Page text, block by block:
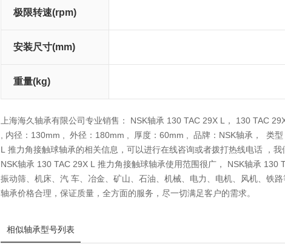
极限转速(rpm)
安装尺寸(mm)
重量(kg)
上海海久轴承有限公司专业销售： NSK轴承 130 TAC 29X L， 130 TAC
, 内径：130mm , 外径：180mm , 厚度：60mm , 品牌：NSK轴承， 类
L 推力角接触球轴承的相关信息，可以进行在线咨询或者拨打热线电话 ，我
NSK轴承 130 TAC 29X L 推力角接触球轴承使用范围很广， NSK轴承 130
振动筛、机床、汽 车、冶金、矿山、石油、机械、电力、电机、风机、铁
轴承价格合理，保证质量，全方面的服务，尽一切满足客户的需求。
相似轴承型号列表